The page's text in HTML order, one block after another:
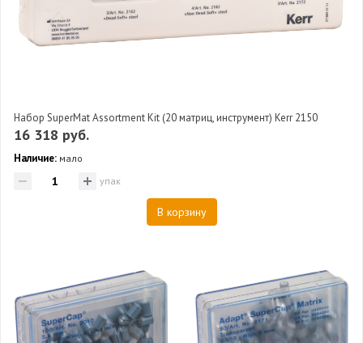
Набор SuperMat Assortment Kit (20 матриц, инструмент) Kerr 2150
16 318 руб.
Наличие: мало
упак
В корзину